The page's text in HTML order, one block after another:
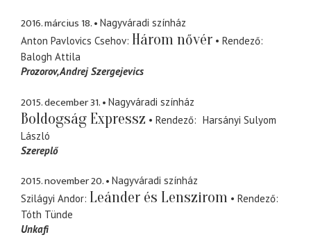
2016. március 18.
Nagyváradi színház
Anton Pavlovics Csehov Három nővér
Rendező
Balogh Attila
Prozorov, Andrej Szergejevics
2015. december 31. Nagyváradi színház
Boldogság Expressz Rendező
Harsányi Sulyom
László
Szereplő
2015. november 20.
Nagyváradi színház
Szilágyi Andor Leánder és Lenszirom
Rendező
Tóth Tünde
Unkafi